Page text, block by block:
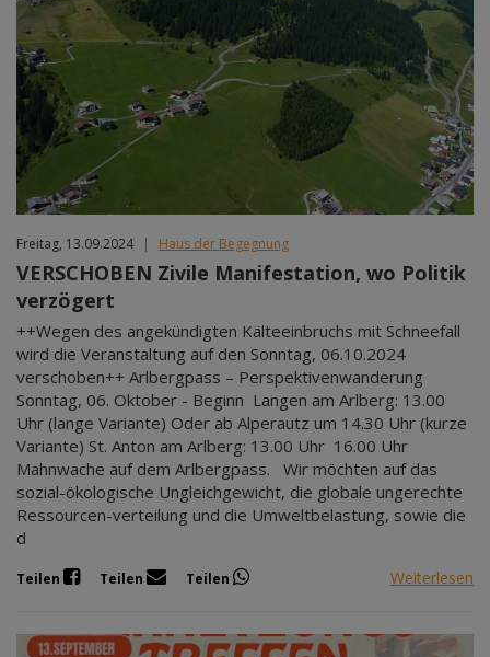
Freitag, 13.09.2024 | Haus der Begegnung
VERSCHOBEN Zivile Manifestation, wo Politik
verzögert
++Wegen des angekündigten Kälteeinbruchs mit Schneefall
wird die Veranstaltung auf den Sonntag, 06.10.2024
verschoben++ Arlbergpass – Perspektivenwanderung
Sonntag, 06. Oktober - Beginn Langen am Arlberg: 13.00
Uhr (lange Variante) Oder ab Alperautz um 14.30 Uhr (kurze
Variante) St. Anton am Arlberg: 13.00 Uhr 16.00 Uhr
Mahnwache auf dem Arlbergpass. Wir möchten auf das
sozial-ökologische Ungleichgewicht, die globale ungerechte
Ressourcen-verteilung und die Umweltbelastung, sowie die
d
Teilen Teilen Teilen Weiterlesen